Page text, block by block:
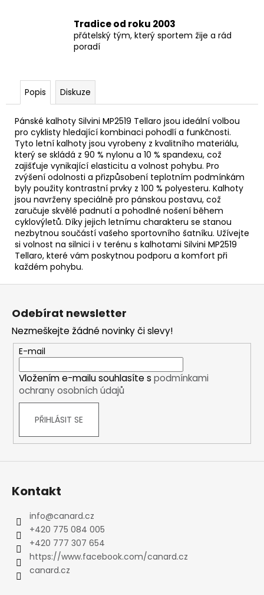
Tradice od roku 2003
přátelský tým, který sportem žije a rád
poradí
Popis Diskuze
Pánské kalhoty Silvini MP2519 Tellaro jsou ideální volbou
pro cyklisty hledající kombinaci pohodlí a funkčnosti.
Tyto letní kalhoty jsou vyrobeny z kvalitního materiálu,
který se skládá z 90 % nylonu a 10 % spandexu, což
zajišťuje vynikající elasticitu a volnost pohybu. Pro
zvýšení odolnosti a přizpůsobení teplotním podmínkám
byly použity kontrastní prvky z 100 % polyesteru. Kalhoty
jsou navrženy speciálně pro pánskou postavu, což
zaručuje skvělé padnutí a pohodlné nošení během
cyklovýletů. Díky jejich letnímu charakteru se stanou
nezbytnou součástí vašeho sportovního šatníku. Užívejte
si volnost na silnici i v terénu s kalhotami Silvini MP2519
Tellaro, které vám poskytnou podporu a komfort při
každém pohybu.
Z
Odebírat newsletter
Nezmeškejte žádné novinky či slevy!
E-mail
Vložením e-mailu souhlasíte s podmínkami
ochrany osobních údajů
PŘIHLÁSIT SE
Kontakt
info@canard.cz
+420 775 084 005
+420 777 307 654
https://www.facebook.com/canard.cz
canard.cz